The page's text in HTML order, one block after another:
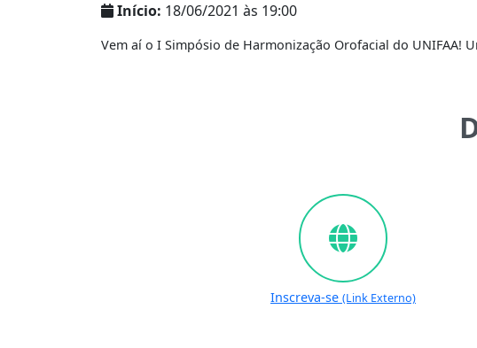
Início: 18/06/2021 às 19:00
Vem aí o I Simpósio de Harmonização Orofacial do UNIFAA!
Inscreva-se (Link Externo)